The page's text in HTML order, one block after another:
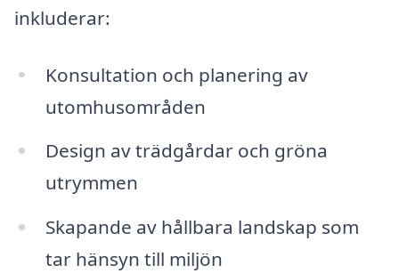
inkluderar:
Konsultation och planering av
utomhusområden
Design av trädgårdar och gröna
utrymmen
Skapande av hållbara landskap som
tar hänsyn till miljön